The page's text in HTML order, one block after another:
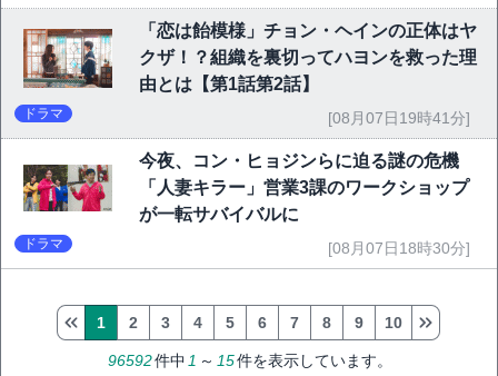
「恋は飴模様」チョン・ヘインの正体はヤ
クザ！？組織を裏切ってハヨンを救った理
由とは【第1話第2話】
ドラマ [08月07日19時41分]
今夜、コン・ヒョジンらに迫る謎の危機
「人妻キラー」営業3課のワークショップ
が一転サバイバルに
ドラマ [08月07日18時30分]
96592件中 1 ～ 15件を表示しています。
1 2 3 4 5 6 7 8 9 10